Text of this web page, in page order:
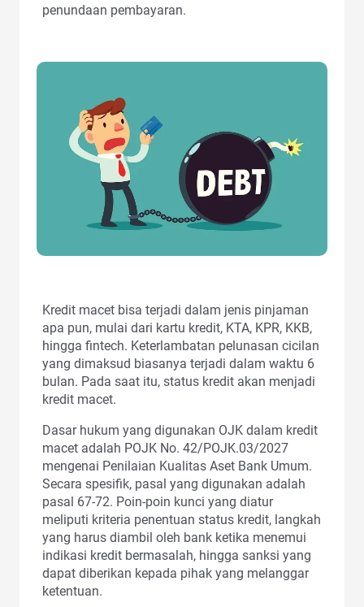
penundaan pembayaran.
Kredit macet bisa terjadi dalam jenis pinjaman
apa pun, mulai dari kartu kredit, KTA, KPR, KKB,
hingga fintech. Keterlambatan pelunasan cicilan
yang dimaksud biasanya terjadi dalam waktu 6
bulan. Pada saat itu, status kredit akan menjadi
kredit macet.
Dasar hukum yang digunakan OJK dalam kredit
macet adalah POJK No. 42/POJK.03/2027
mengenai Penilaian Kualitas Aset Bank Umum.
Secara spesifik, pasal yang digunakan adalah
pasal 67-72. Poin-poin kunci yang diatur
meliputi kriteria penentuan status kredit, langkah
yang harus diambil oleh bank ketika menemui
indikasi kredit bermasalah, hingga sanksi yang
dapat diberikan kepada pihak yang melanggar
ketentuan.